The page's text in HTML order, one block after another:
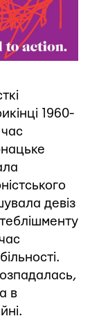
1960-
девіз
в